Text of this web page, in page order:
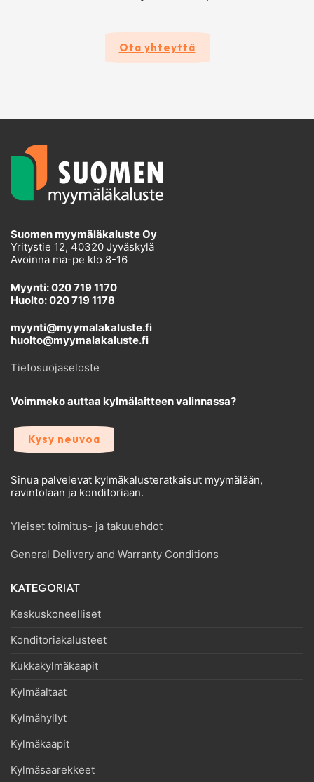
Ota yhteyttä
Suomen myymäläkaluste Oy
Yritystie 12, 40320 Jyväskylä
Avoinna ma-pe klo 8-16
Myynti: 020 719 1170
Huolto: 020 719 1178
myynti@myymalakaluste.fi
huolto@myymalakaluste.fi
Tietosuojaseloste
Voimmeko auttaa kylmälaitteen valinnassa?
Kysy neuvoa
Sinua palvelevat kylmäkalusteratkaisut myymälään,
ravintolaan ja konditoriaan.
Yleiset toimitus- ja takuuehdot
General Delivery and Warranty Conditions
KATEGORIAT
Keskuskoneelliset
Konditoriakalusteet
Kukkakylmäkaapit
Kylmäaltaat
Kylmähyllyt
Kylmäkaapit
Kylmäsaarekkeet